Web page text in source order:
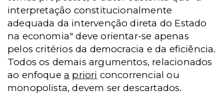
interpretação constitucionalmente
adequada da intervenção direta do Estado
na economia" deve orientar-se apenas
pelos critérios da democracia e da eficiência.
Todos os demais argumentos, relacionados
ao enfoquea priori concorrencial ou
monopolista, devem ser descartados.